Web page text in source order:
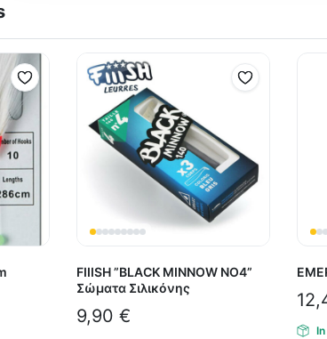
FIIISH ”BLACK MINNOW ΝΟ4”
Σώματα Σιλικόνης
9,90 €